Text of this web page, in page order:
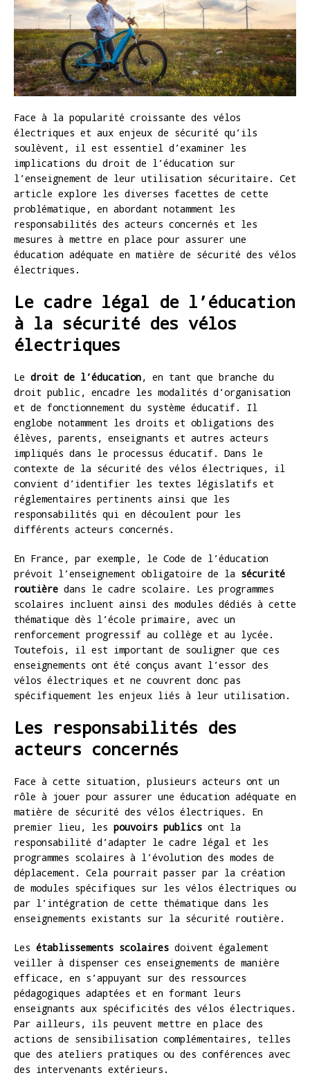
Face à la popularité croissante des vélos
électriques et aux enjeux de sécurité qu’ils
soulèvent, il est essentiel d’examiner les
implications du droit de l’éducation sur
l’enseignement de leur utilisation sécuritaire. Cet
article explore les diverses facettes de cette
problématique, en abordant notamment les
responsabilités des acteurs concernés et les
mesures à mettre en place pour assurer une
éducation adéquate en matière de sécurité des vélos
électriques.
Le cadre légal de l’éducation
à la sécurité des vélos
électriques
Le droit de l’éducation, en tant que branche du
droit public, encadre les modalités d’organisation
et de fonctionnement du système éducatif. Il
englobe notamment les droits et obligations des
élèves, parents, enseignants et autres acteurs
impliqués dans le processus éducatif. Dans le
contexte de la sécurité des vélos électriques, il
convient d’identifier les textes législatifs et
réglementaires pertinents ainsi que les
responsabilités qui en découlent pour les
différents acteurs concernés.
En France, par exemple, le Code de l’éducation
prévoit l’enseignement obligatoire de la sécurité
routière dans le cadre scolaire. Les programmes
scolaires incluent ainsi des modules dédiés à cette
thématique dès l’école primaire, avec un
renforcement progressif au collège et au lycée.
Toutefois, il est important de souligner que ces
enseignements ont été conçus avant l’essor des
vélos électriques et ne couvrent donc pas
spécifiquement les enjeux liés à leur utilisation.
Les responsabilités des
acteurs concernés
Face à cette situation, plusieurs acteurs ont un
rôle à jouer pour assurer une éducation adéquate en
matière de sécurité des vélos électriques. En
premier lieu, les pouvoirs publics ont la
responsabilité d’adapter le cadre légal et les
programmes scolaires à l’évolution des modes de
déplacement. Cela pourrait passer par la création
de modules spécifiques sur les vélos électriques ou
par l’intégration de cette thématique dans les
enseignements existants sur la sécurité routière.
Les établissements scolaires doivent également
veiller à dispenser ces enseignements de manière
efficace, en s’appuyant sur des ressources
pédagogiques adaptées et en formant leurs
enseignants aux spécificités des vélos électriques.
Par ailleurs, ils peuvent mettre en place des
actions de sensibilisation complémentaires, telles
que des ateliers pratiques ou des conférences avec
des intervenants extérieurs.